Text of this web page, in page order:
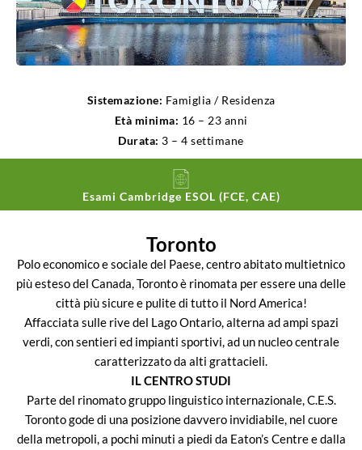
Sistemazione: Famiglia / Residenza
Età minima: 16 – 23 anni
Durata: 3 – 4 settimane
Esami Cambridge ESOL (FCE, CAE)
Toronto
Polo economico e sociale del Paese, centro abitato multietnico
più esteso del Canada, Toronto è rinomata per essere una delle
città più sicure e pulite di tutto il Nord America!
Affacciata sulle rive del Lago Ontario, alterna ad ampi spazi
verdi, con sentieri ed impianti sportivi, ad un nucleo centrale
caratterizzato da alti grattacieli.
IL CENTRO STUDI
Parte del rinomato gruppo linguistico internazionale, C.E.S.
Toronto gode di una posizione davvero invidiabile, nel cuore
della metropoli, a pochi minuti a piedi da Eaton’s Centre e dalla